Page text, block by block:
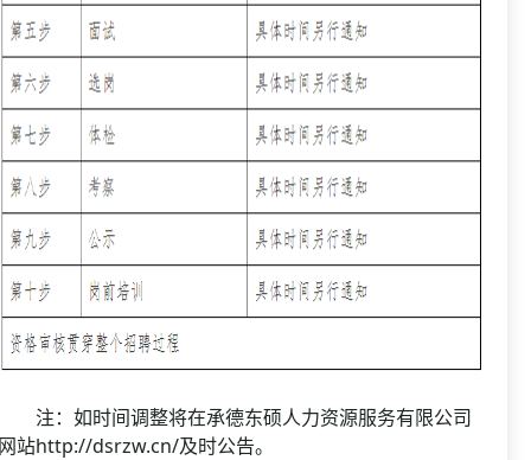
：如时间调整将在承德东硕人力资源服务有限公司
站http://dsrzw.cn/及时公告。